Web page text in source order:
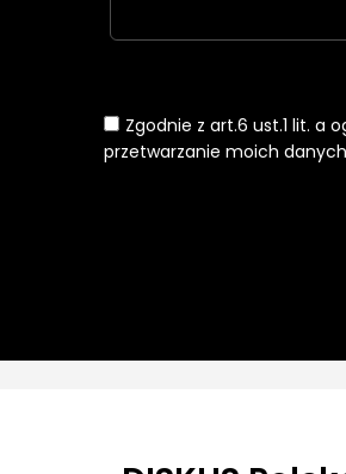
Zgodnie z art.6 ust.1 lit. a
przetwarzanie moich